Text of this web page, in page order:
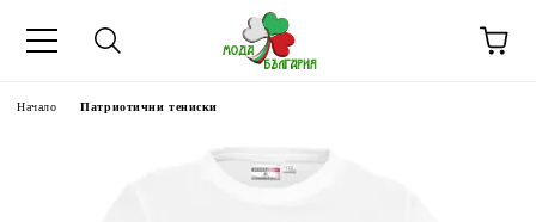
Начало Патриотични тениски